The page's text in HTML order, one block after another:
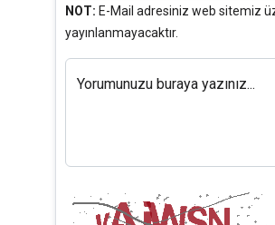
NOT: E-Mail adresiniz web sitemiz
yayınlanmayacaktır.
Yorumunuzu buraya yazınız...